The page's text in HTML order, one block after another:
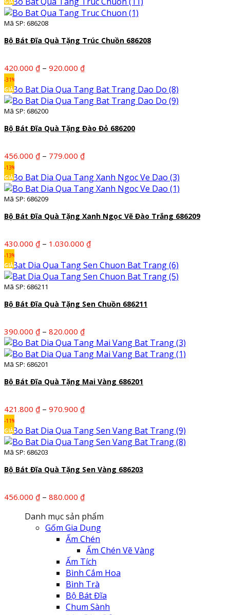
400.000 ₫
880.000 ₫
Mã SP: 686208
Bộ Bát Đĩa Quà Tặng Trúc Chuồn 686208
420.000 ₫ – 920.000 ₫Khoảng
từ
420.000 ₫
920.000 ₫
-31%
GIẢM
Mã SP: 686200
Bộ Bát Đĩa Quà Tặng Đào Đỏ 686200
456.000 ₫ – 779.000 ₫Khoảng
từ
456.000 ₫
779.000 ₫
-13%
GIẢM
Mã SP: 686209
Bộ Bát Đĩa Quà Tặng Xanh Ngọc Vẽ Đào Trắng 686209
430.000 ₫ – 1.030.000 ₫Khoảng
từ
430.000 ₫
1.030.000 ₫
-13%
GIẢM
Mã SP: 686211
Bộ Bát Đĩa Quà Tặng Sen Chuồn 686211
390.000 ₫ – 820.000 ₫Khoảng
giá:
từ
đến
820.000 ₫
Mã SP: 686201
Bộ Bát Đĩa Quà Tặng Mai Vàng 686201
421.800 ₫ – 970.900 ₫Khoảng
từ
421.800 ₫
970.900 ₫
-11%
GIẢM
Mã SP: 686203
Bộ Bát Đĩa Quà Tặng Sen Vàng 686203
456.000 ₫ – 880.000 ₫Khoảng
từ
456.000 ₫
đến
880.000 ₫
Danh mục sản phẩm
Gốm Gia Dụng
Ấm Chén
Ấm Chén Vẽ Vàng
Ấm Tích
Bình Cắm Hoa
Bình Trà
Bộ Bát Đĩa
Chum Sành